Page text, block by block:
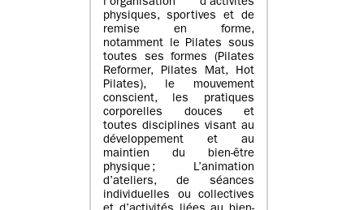
l’organisation d’activités
physiques, sportives et de
remise en forme,
notamment le Pilates sous
toutes ses formes (Pilates
Reformer, Pilates Mat, Hot
Pilates), le mouvement
conscient, les pratiques
corporelles douces et
toutes disciplines visant au
développement et au
maintien du bien-être
physique ; L’animation
d’ateliers, de séances
individuelles ou collectives